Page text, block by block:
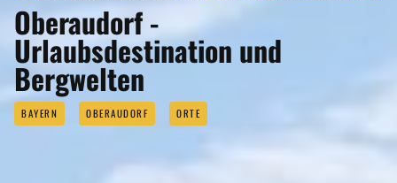
Oberaudorf -
Urlaubsdestination und
Bergwelten
BAYERN OBERAUDORF ORTE